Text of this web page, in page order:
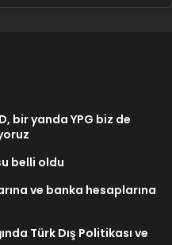
bir yanda YPG biz de
belli oldu
ve banka hesaplarına
Türk Dış Politikası ve